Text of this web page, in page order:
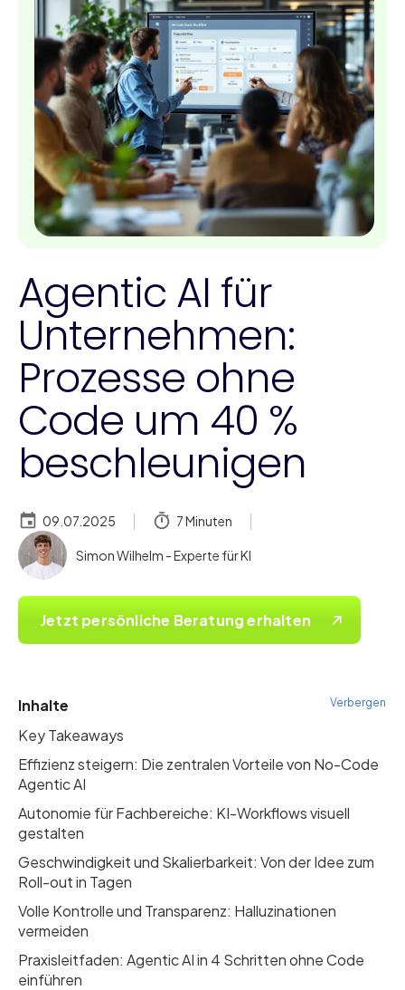
Agentic AI für
Unternehmen:
Prozesse ohne
Code um 40 %
beschleunigen
09.07.2025 7 Minuten
Simon Wilhelm - Experte für KI
Jetzt persönliche Beratung erhalten
Inhalte Verbergen
Key Takeaways
Effizienz steigern: Die zentralen Vorteile von No-Code
Agentic AI
Autonomie für Fachbereiche: KI-Workflows visuell
gestalten
Geschwindigkeit und Skalierbarkeit: Von der Idee zum
Roll-out in Tagen
Volle Kontrolle und Transparenz: Halluzinationen
vermeiden
Praxisleitfaden: Agentic AI in 4 Schritten ohne Code
einführen